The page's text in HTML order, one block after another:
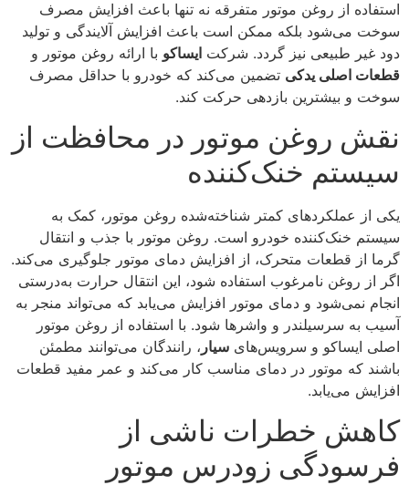
استفاده از روغن موتور متفرقه نه تنها باعث افزایش مصرف
سوخت می‌شود بلکه ممکن است باعث افزایش آلایندگی و تولید
دود غیر طبیعی نیز گردد. شرکت ایساکو با ارائه روغن موتور و
قطعات اصلی یدکی تضمین می‌کند که خودرو با حداقل مصرف
سوخت و بیشترین بازدهی حرکت کند.
نقش روغن موتور در محافظت از
سیستم خنک‌کننده
یکی از عملکردهای کمتر شناخته‌شده روغن موتور، کمک به
سیستم خنک‌کننده خودرو است. روغن موتور با جذب و انتقال
گرما از قطعات متحرک، از افزایش دمای موتور جلوگیری می‌کند.
اگر از روغن نامرغوب استفاده شود، این انتقال حرارت به‌درستی
انجام نمی‌شود و دمای موتور افزایش می‌یابد که می‌تواند منجر به
آسیب به سرسیلندر و واشرها شود. با استفاده از روغن موتور
اصلی ایساکو و سرویس‌های سیار ، رانندگان می‌توانند مطمئن
باشند که موتور در دمای مناسب کار می‌کند و عمر مفید قطعات
افزایش می‌یابد.
کاهش خطرات ناشی از
فرسودگی زودرس موتور